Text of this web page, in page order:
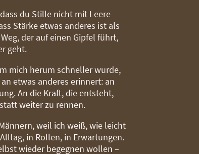
du Stille nicht mit Leere
Stärke etwas anderes ist als
der auf einen Gipfel führt,
geht.
mich herum schneller wurde,
etwas anderes erinnert: an
An die Kraft, die entsteht,
weiter zu rennen.
weil ich weiß, wie leicht
in Rollen, in Erwartungen.
wieder begegnen wollen –